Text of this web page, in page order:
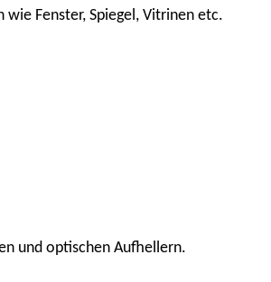
Fenster, Spiegel, Vitrinen etc.
und optischen Aufhellern.